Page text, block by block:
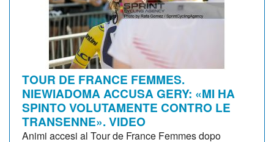
TOUR DE FRANCE FEMMES.
NIEWIADOMA ACCUSA GERY: «MI HA
SPINTO VOLUTAMENTE CONTRO LE
TRANSENNE». VIDEO
Animi accesi al Tour de France Femmes dopo